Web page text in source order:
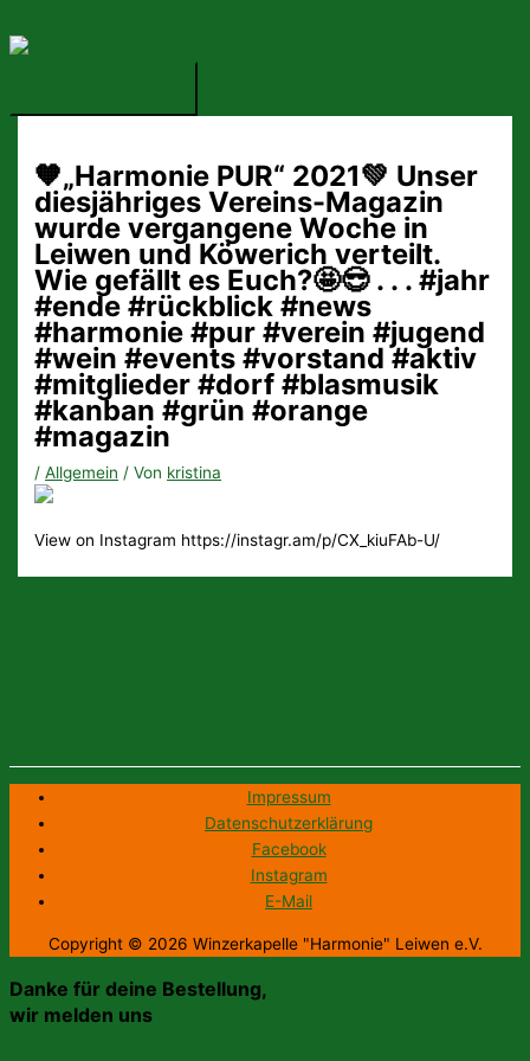
🧡„Harmonie PUR“ 2021💚 Unser
diesjähriges Vereins-Magazin
wurde vergangene Woche in
Leiwen und Köwerich verteilt.
Wie gefällt es Euch?🤩😎 . . . #jahr
#ende #rückblick #news
#harmonie #pur #verein #jugend
#wein #events #vorstand #aktiv
#mitglieder #dorf #blasmusik
#kanban #grün #orange
#magazin
/Allgemein / Von kristina
View on Instagram https://instagr.am/p/CX_kiuFAb-U/
Impressum
Datenschutzerklärung
Facebook
Instagram
E-Mail
Copyright © 2026 Winzerkapelle "Harmonie" Leiwen e.V.
Danke für deine Bestellung,
wir melden uns